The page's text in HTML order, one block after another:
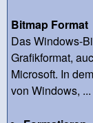
Bitmap Format
Das Windows-
Grafikformat,
Microsoft. In
von Windows, ...